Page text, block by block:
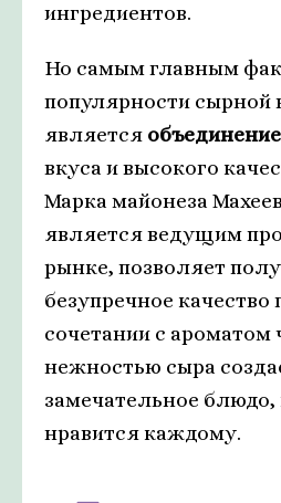
ингредиентов.
Но самым главным
популярности сырной
является объединение
вкуса и высокого
Марка майонеза
является ведущим
рынке, позволяет
безупречное качество
сочетании с ароматом
нежностью сыра
замечательное блюдо,
нравится каждому.